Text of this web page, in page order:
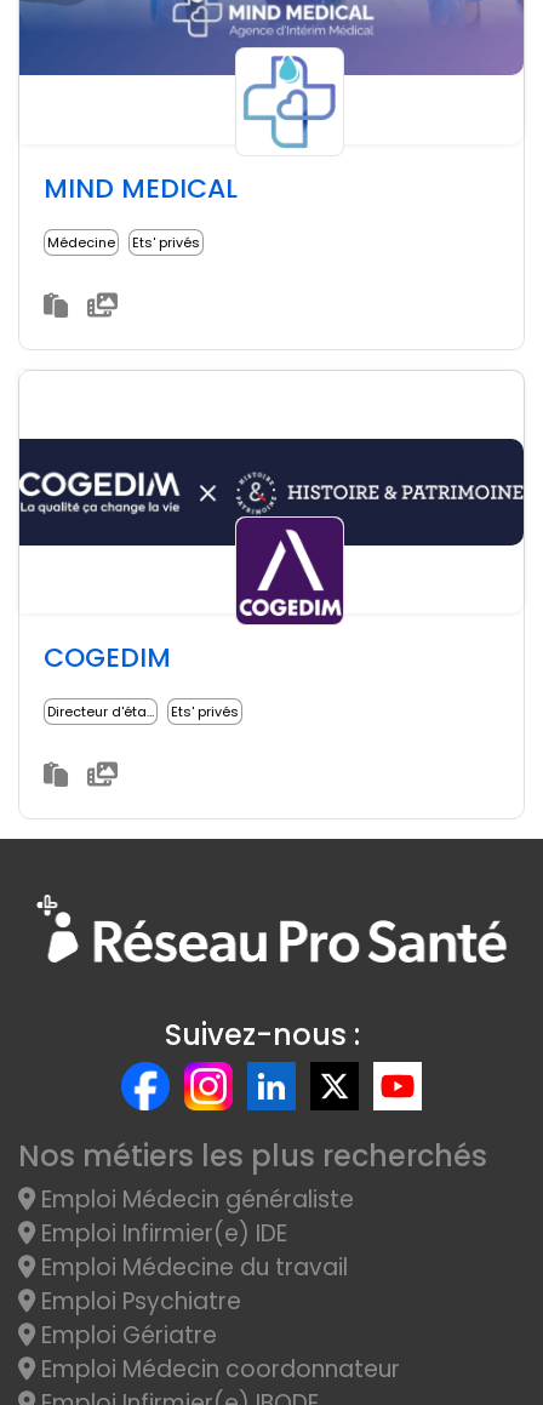
MIND MEDICAL
Médecine Ets' privés
COGEDIM
Directeur d'établissement Ets' privés
Suivez-nous :
Nos métiers les plus recherchés
Emploi Médecin généraliste
Emploi Infirmier(e) IDE
Emploi Médecine du travail
Emploi Psychiatre
Emploi Gériatre
Emploi Médecin coordonnateur